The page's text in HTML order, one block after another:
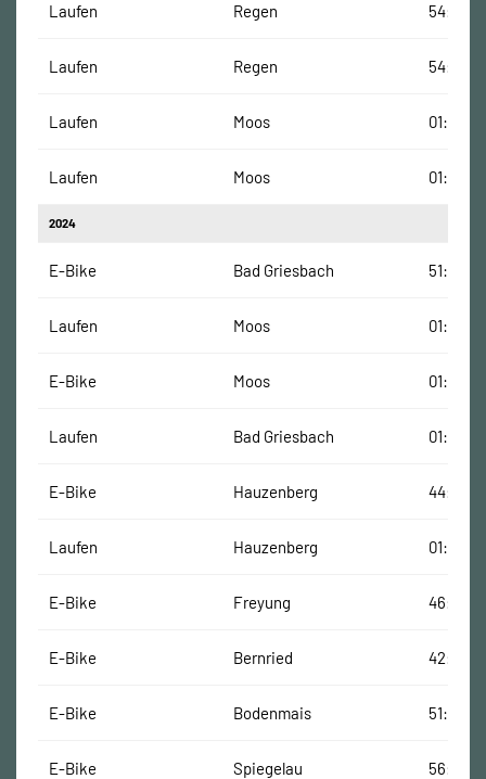
Laufen Regen 54:50
Laufen Regen 54:21
Laufen Moos
Laufen Moos
2024
E-Bike Bad Griesbach 51:03
Laufen Moos
E-Bike Moos
Laufen Bad Griesbach
E-Bike Hauzenberg 44:57
Laufen Hauzenberg
E-Bike Freyung 46:06
E-Bike Bernried 42:15
E-Bike Bodenmais 51:19
E-Bike Spiegelau 56:49